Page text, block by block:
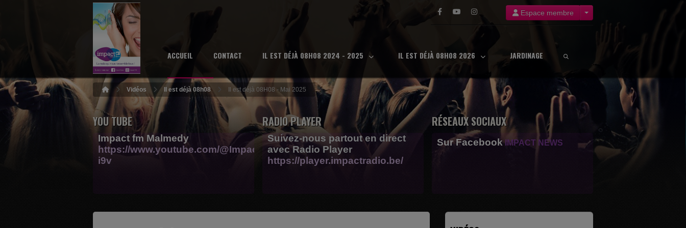
Espace membre
ACCUEIL CONTACT IL EST DÉJÀ 08H08 2024 - 2025 IL EST DÉJÀ 08H08 2026 JARDINAGE
Vidéos Il est déjà 08h08 Il est déjà 08H08 - Mai 2025
YOU TUBE
Impact fm Malmedy
https://www.youtube.com/@Impactfm-
i9v
RADIO PLAYER
Suivez-nous partout en direct
avec Radio Player
https://player.impactradio.be/
RÉSEAUX SOCIAUX
Sur Facebook IMPACT NEWS